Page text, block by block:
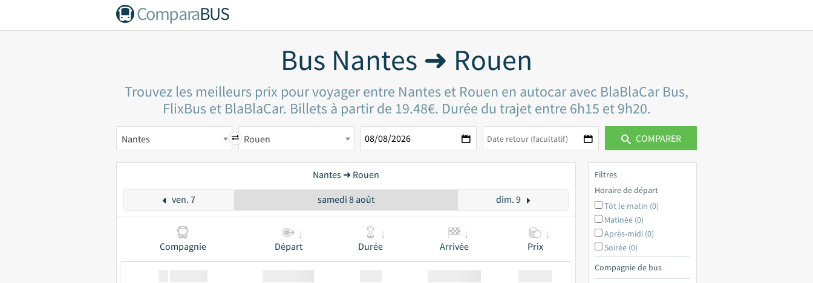
ComparaBUS
Bus Nantes ➜ Rouen
Trouvez les meilleurs prix pour voyager entre Nantes et Rouen en autocar avec BlaBlaCar Bus,
FlixBus et BlaBlaCar. Billets à partir de 19.48€. Durée du trajet entre 6h15 et 9h20.
Nantes Rouen COMPARER
Nantes ➜ Rouen
ven. 7 samedi 8 août dim. 9
Compagnie Départ Durée Arrivée Prix
Filtres
Horaire de départ
Tôt le matin (0)
Matinée (0)
Après-midi (0)
Soirée (0)
Compagnie de bus